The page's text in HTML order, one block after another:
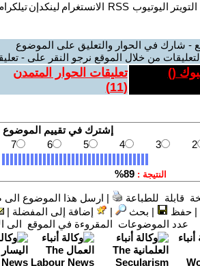
التويتر اليوتيوب RSS الانستغرام لينكدإن
- شارك في الحوار والتعليق على الموضوع
من خلال الموقع نرجو النقر على -
(
)
تعليقات الحوار المتمدن
(
11
)
قابلة للطباعة | ارسل هذا الموضوع
| حفظ | بحث | إضافة إلى المفضلة |
عدد الموضوعات المقروءة في الموقع الى